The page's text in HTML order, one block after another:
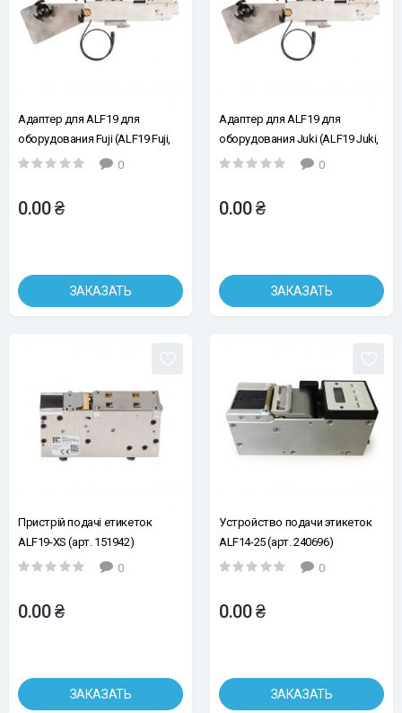
Адаптер для ALF19 для
оборудования Fuji (ALF19 Fuji,
арт. 151943)
0
0.00 ₴
ЗАКАЗАТЬ
Адаптер для ALF19 для
оборудования Juki (ALF19 Juki,
арт. 151944)
0
0.00 ₴
ЗАКАЗАТЬ
Пристрій подачі етикеток
ALF19-XS (арт. 151942)
0
0.00 ₴
ЗАКАЗАТЬ
Устройство подачи этикеток
ALF14-25 (арт. 240696)
0
0.00 ₴
ЗАКАЗАТЬ